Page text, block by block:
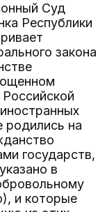
Суд
Республики
закона
родились на
государств,
в
и которые